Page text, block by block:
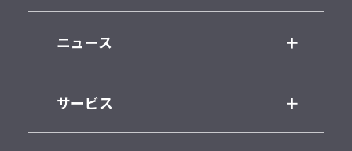
ニュース
サービス